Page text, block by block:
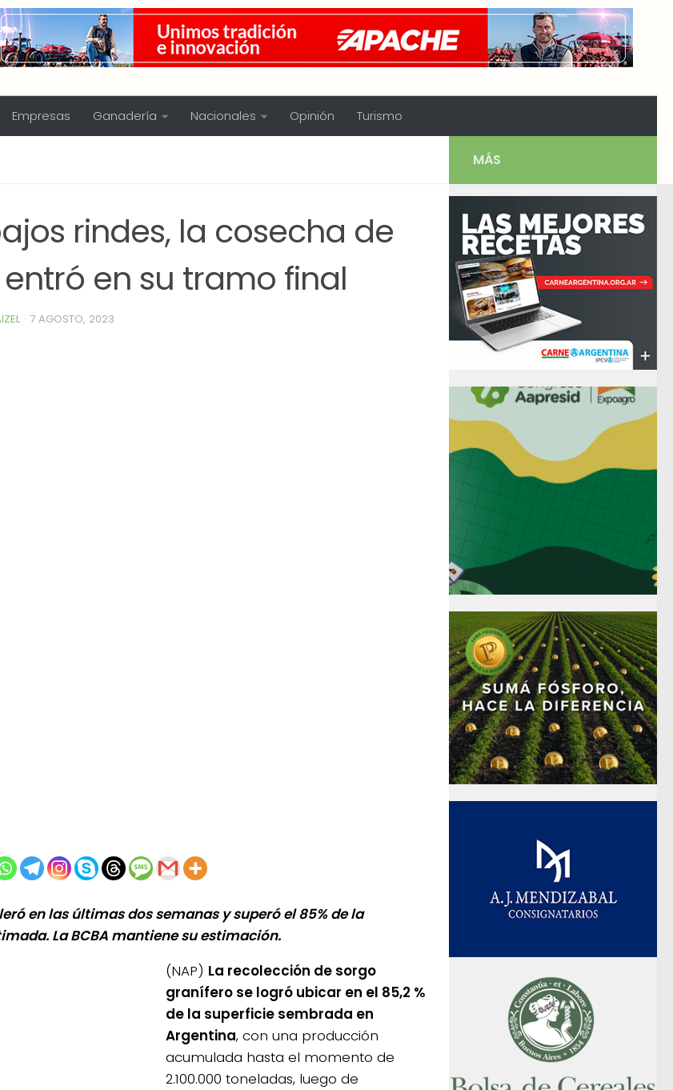
Empresas Ganadería Nacionales Opinión Turismo
rindes, la cosecha de
en su tramo final
· 7 AGOSTO, 2023
en las últimas dos semanas y superó el 85% de la
La BCBA mantiene su estimación.
(NAP) La recolección de sorgo
granífero se logró ubicar en el 85,2 %
de la superficie sembrada en
Argentina, con una producción
acumulada hasta el momento de
2.100.000 toneladas, luego de
MÁS